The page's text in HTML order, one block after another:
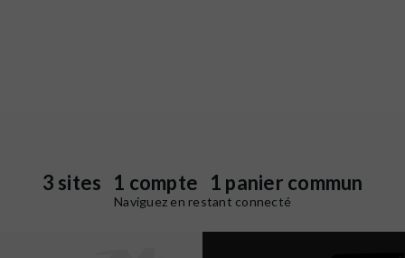
3 sites 1 compte 1 panier commun
Naviguez en restant connecté